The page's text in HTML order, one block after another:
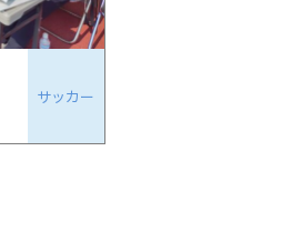
サッカー